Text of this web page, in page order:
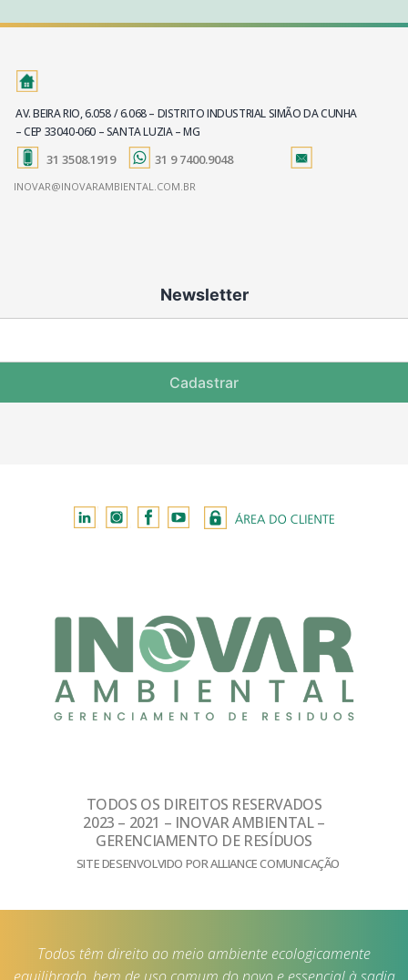
AV. BEIRA RIO, 6.058 / 6.068 – DISTRITO INDUSTRIAL SIMÃO DA CUNHA
– CEP 33040-060 – SANTA LUZIA – MG
31 3508.1919 31 9 7400.9048
INOVAR@INOVARAMBIENTAL.COM.BR
Newsletter
Cadastrar
TODOS OS DIREITOS RESERVADOS
2023 – 2021 – INOVAR AMBIENTAL –
GERENCIAMENTO DE RESÍDUOS
SITE DESENVOLVIDO POR ALLIANCE COMUNICAÇÃO
Todos têm direito ao meio ambiente ecologicamente